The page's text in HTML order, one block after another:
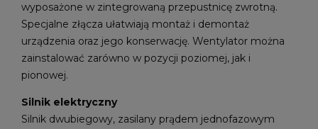
wyposażone w zintegrowaną przepustnicę zwrotną.
Specjalne złącza ułatwiają montaż i demontaż
urządzenia oraz jego konserwację. Wentylator można
zainstalować zarówno w pozycji poziomej, jak i
pionowej.
Silnik elektryczny
Silnik dwubiegowy, zasilany prądem jednofazowym